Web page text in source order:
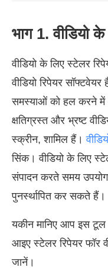
भाग 1. वीडियो
वीडियो के लिए स्टेलर
वीडियो रिपेयर
समस्याओं को हल करने
क्षतिग्रस्त और भ्रष्ट
स्क्रीन, शामिल हैं।
सिंक। वीडियो के लिए
संपादन करते समय
पुनर्स्थापित कर सकते हैं।
यकीन मानिए आप इस
आइए स्टेलर रिपेयर फॉर
जानें।